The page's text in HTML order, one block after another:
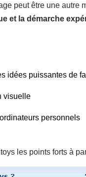
peut être une autre
et la démarche
idées puissantes de
visuelle
personnels
les points forts à